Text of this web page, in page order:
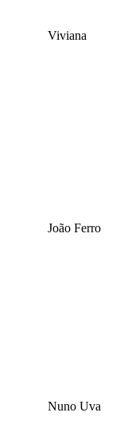
Viviana
João Ferro
Nuno Uva